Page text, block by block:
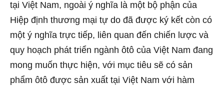
tại Việt Nam, ngoài ý nghĩa là một bộ phận của
Hiệp định thương mại tự do đã được ký kết còn có
một ý nghĩa trực tiếp, liên quan đến chiến lược và
quy hoạch phát triển ngành ôtô của Việt Nam đang
mong muốn thực hiện, với mục tiêu sẽ có sản
phẩm ôtô được sản xuất tại Việt Nam với hàm